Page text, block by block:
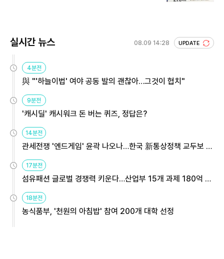
실시간 뉴스 08.09 14:28 UPDATE
4분전
與 "'하늘이법' 여야 공동 발의 괜찮아…그것이 협치"
9분전
'캐시딜' 캐시워크 돈 버는 퀴즈, 정답은?
14분전
관세전쟁 '엔드게임' 윤곽 나오나…한국 新통상정책 교두보 활
용해야
17분전
섬유패션 글로벌 경쟁력 키운다…산업부 15개 과제 180억 지
원
18분전
농식품부, '천원의 아침밥' 참여 200개 대학 선정